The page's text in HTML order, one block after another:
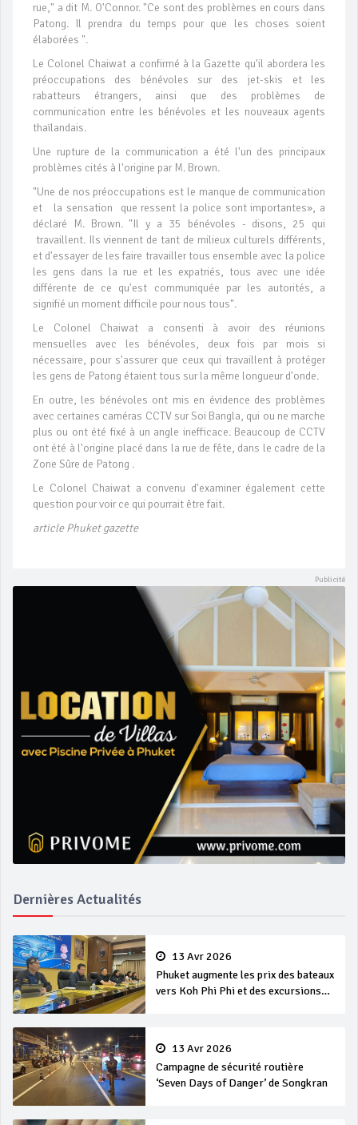
rue," a dit M. O'Connor. "Ce sont des problèmes en cours dans
Patong. Il prendra du temps pour que les choses soient
élaborées ".
Le Colonel Chaiwat a confirmé à la Gazette qu'il abordera les
préoccupations des bénévoles sur des jet-skis et les
rabatteurs étrangers, ainsi que des problèmes de
communication entre les bénévoles et les nouveaux agents
thaïlandais.
Une rupture de la communication a été l'un des principaux
problèmes cités à l'origine par M. Brown.
"Une de nos préoccupations est le manque de communication
et la sensation que ressent la police sont importantes», a
déclaré M. Brown. "Il y a 35 bénévoles - disons, 25 qui
travaillent. Ils viennent de tant de milieux culturels différents,
et d'essayer de les faire travailler tous ensemble avec la police
les gens dans la rue et les expatriés, tous avec une idée
différente de ce qu'est communiquée par les autorités, a
signifié un moment difficile pour nous tous".
Le Colonel Chaiwat a consenti à avoir des réunions
mensuelles avec les bénévoles, deux fois par mois si
nécessaire, pour s'assurer que ceux qui travaillent à protéger
les gens de Patong étaient tous sur la même longueur d'onde.
En outre, les bénévoles ont mis en évidence des problèmes
avec certaines caméras CCTV sur Soi Bangla, qui ou ne marche
plus ou ont été fixé à un angle inefficace. Beaucoup de CCTV
ont été à l'origine placé dans la rue de fête, dans le cadre de la
Zone Sûre de Patong .
Le Colonel Chaiwat a convenu d'examiner également cette
question pour voir ce qui pourrait être fait.
article Phuket gazette
Dernières Actualités
13 Avr 2026
Phuket augmente les prix des bateaux
vers Koh Phi Phi et des excursions
13 Avr 2026
Campagne de sécurité routière
‘Seven Days of Danger’ de Songkran